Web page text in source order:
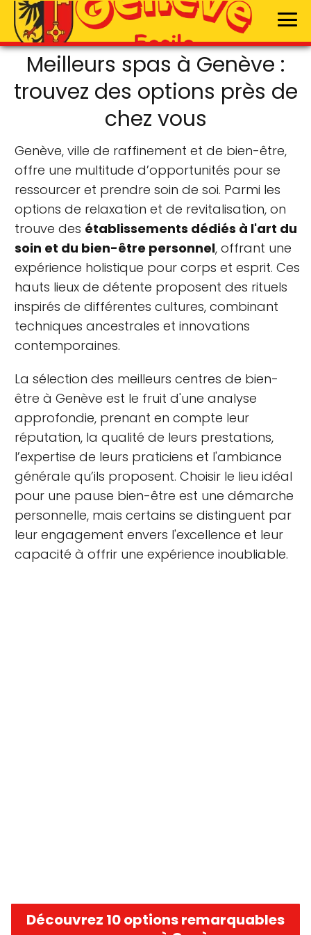
Meilleurs spas à Genève :
trouvez des options près de
chez vous
Genève, ville de raffinement et de bien-être,
offre une multitude d’opportunités pour se
ressourcer et prendre soin de soi. Parmi les
options de relaxation et de revitalisation, on
trouve des établissements dédiés à l'art du
soin et du bien-être personnel, offrant une
expérience holistique pour corps et esprit. Ces
hauts lieux de détente proposent des rituels
inspirés de différentes cultures, combinant
techniques ancestrales et innovations
contemporaines.
La sélection des meilleurs centres de bien-
être à Genève est le fruit d'une analyse
approfondie, prenant en compte leur
réputation, la qualité de leurs prestations,
l’expertise de leurs praticiens et l'ambiance
générale qu’ils proposent. Choisir le lieu idéal
pour une pause bien-être est une démarche
personnelle, mais certains se distinguent par
leur engagement envers l'excellence et leur
capacité à offrir une expérience inoubliable.
Découvrez 10 options remarquables